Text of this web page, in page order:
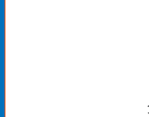
└ 1級電気工事施工